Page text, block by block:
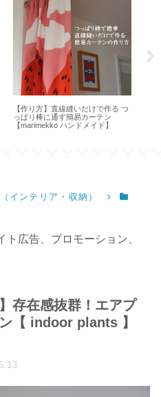
【作り方】直線縫いだけで作る つ
っぱり棒に通す簡易カーテン
【marimekko ハンドメイド】
インテリア・収納）
広告、プロモーション、
存在感抜群！エアプ
【 indoor plants 】